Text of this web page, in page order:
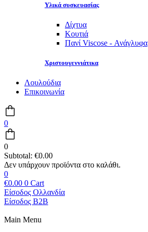
Υλικά συσκευασίας
Δίχτυα
Κουτιά
Πανί Viscose - Ανάγλυφα
Χριστουγεννιάτικα
Λουλούδια
Επικοινωνία
0
0
Subtotal: €0.00
0
€0.00 0 Cart
Είσοδος Ολλανδία
Είσοδος B2B
Main Menu